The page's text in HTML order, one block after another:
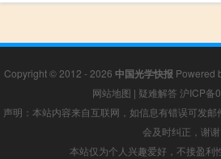
Copyright © 2012 - 2026 中国光学快报 Powered
网站地图 | 疑难解答 沪ICP备
声明：本站内容来自互联网，如信息有错误可发
会及时纠正，谢谢
本站仅为个人兴趣爱好，不接盈利